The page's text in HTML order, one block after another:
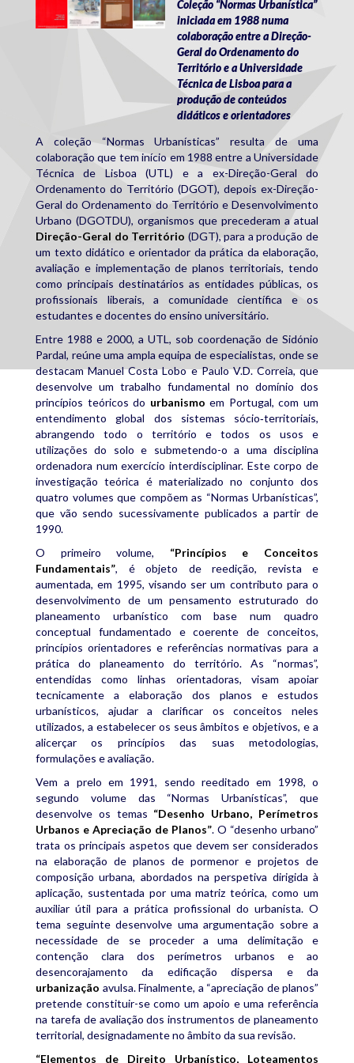
Coleção “Normas Urbanística”
iniciada em 1988 numa
colaboração entre a Direção-
Geral do Ordenamento do
Território e a Universidade
Técnica de Lisboa para a
produção de conteúdos
didáticos e orientadores
A coleção “Normas Urbanísticas” resulta de uma
colaboração que tem início em 1988 entre a Universidade
Técnica de Lisboa (UTL) e a ex-Direção-Geral do
Ordenamento do Território (DGOT), depois ex-Direção-
Geral do Ordenamento do Território e Desenvolvimento
Urbano (DGOTDU), organismos que precederam a atual
Direção-Geral do Território (DGT), para a produção de
um texto didático e orientador da prática da elaboração,
avaliação e implementação de planos territoriais, tendo
como principais destinatários as entidades públicas, os
profissionais liberais, a comunidade científica e os
estudantes e docentes do ensino universitário.
Entre 1988 e 2000, a UTL, sob coordenação de Sidónio
Pardal, reúne uma ampla equipa de especialistas, onde se
destacam Manuel Costa Lobo e Paulo V.D. Correia, que
desenvolve um trabalho fundamental no domínio dos
princípios teóricos do urbanismo em Portugal, com um
entendimento global dos sistemas sócio‑territoriais,
abrangendo todo o território e todos os usos e
utilizações do solo e submetendo-o a uma disciplina
ordenadora num exercício interdisciplinar. Este corpo de
investigação teórica é materializado no conjunto dos
quatro volumes que compõem as “Normas Urbanísticas”,
que vão sendo sucessivamente publicados a partir de
1990.
O primeiro volume, “Princípios e Conceitos
Fundamentais”, é objeto de reedição, revista e
aumentada, em 1995, visando ser um contributo para o
desenvolvimento de um pensamento estruturado do
planeamento urbanístico com base num quadro
conceptual fundamentado e coerente de conceitos,
princípios orientadores e referências normativas para a
prática do planeamento do território. As “normas”,
entendidas como linhas orientadoras, visam apoiar
tecnicamente a elaboração dos planos e estudos
urbanísticos, ajudar a clarificar os conceitos neles
utilizados, a estabelecer os seus âmbitos e objetivos, e a
alicerçar os princípios das suas metodologias,
formulações e avaliação.
Vem a prelo em 1991, sendo reeditado em 1998, o
segundo volume das “Normas Urbanísticas”, que
desenvolve os temas “Desenho Urbano, Perímetros
Urbanos e Apreciação de Planos”. O “desenho urbano”
trata os principais aspetos que devem ser considerados
na elaboração de planos de pormenor e projetos de
composição urbana, abordados na perspetiva dirigida à
aplicação, sustentada por uma matriz teórica, como um
auxiliar útil para a prática profissional do urbanista. O
tema seguinte desenvolve uma argumentação sobre a
necessidade de se proceder a uma delimitação e
contenção clara dos perímetros urbanos e ao
desencorajamento da edificação dispersa e da
urbanização avulsa. Finalmente, a “apreciação de planos”
pretende constituir-se como um apoio e uma referência
na tarefa de avaliação dos instrumentos de planeamento
territorial, designadamente no âmbito da sua revisão.
“Elementos de Direito Urbanístico, Loteamentos